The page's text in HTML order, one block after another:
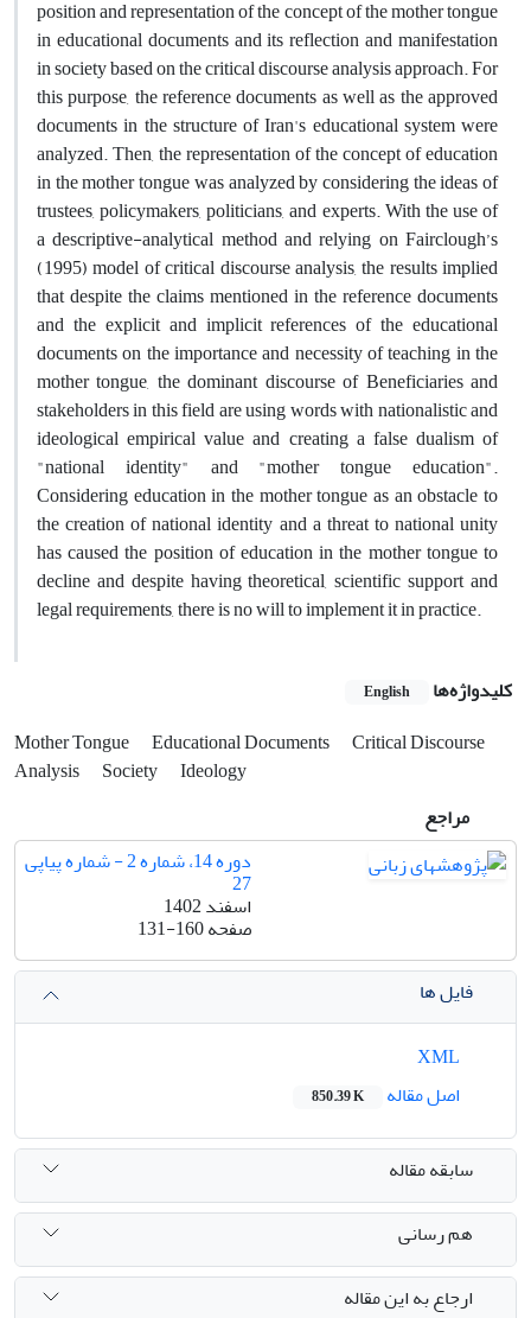
position and representation of the concept of the mother tongue
in educational documents and its reflection and manifestation
in society based on the critical discourse analysis approach. For
this purpose, the reference documents as well as the approved
documents in the structure of Iran's educational system were
analyzed. Then, the representation of the concept of education
in the mother tongue was analyzed by considering the ideas of
trustees, policymakers, politicians, and experts. With the use of
a descriptive-analytical method and relying on Fairclough’s
(1995) model of critical discourse analysis, the results implied
that despite the claims mentioned in the reference documents
and the explicit and implicit references of the educational
documents on the importance and necessity of teaching in the
mother tongue, the dominant discourse of Beneficiaries and
stakeholders in this field are using words with nationalistic and
ideological empirical value and creating a false dualism of
"national identity" and "mother tongue education".
Considering education in the mother tongue as an obstacle to
the creation of national identity and a threat to national unity
has caused the position of education in the mother tongue to
decline and despite having theoretical, scientific support and
legal requirements, there is no will to implement it in practice.
کلیدواژه‌ها English
Mother Tongue Educational Documents
Critical Discourse
Analysis
Society
Ideology
مراجع
دوره 14، شماره 2 - شماره پیاپی
27
اسفند 1402
صفحه131-160
فایل ها
اصل مقاله
850.39 K
سابقه مقاله
هم رسانی
ارجاع به این مقاله